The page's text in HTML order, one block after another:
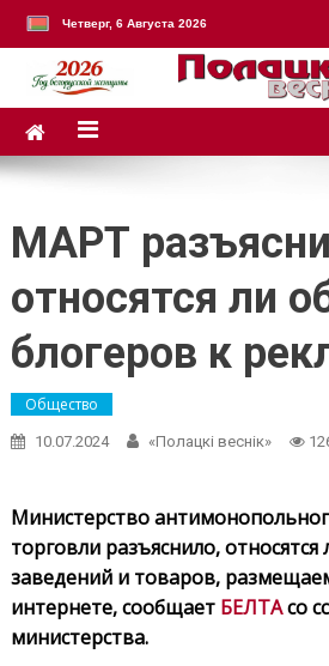
Четверг, 6 Августа 2026
МАРТ
относятся ли
блогеров к
Общество
10.07.2024 «Полацкі веснік»
Министерство
торговли разъяснило,
заведений и товаров,
интернете, сообщает БЕЛТАсо
министерства.